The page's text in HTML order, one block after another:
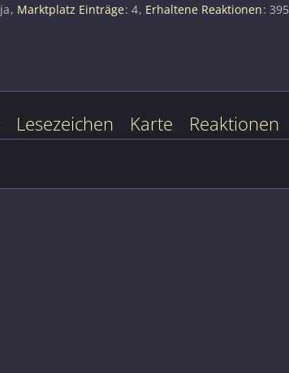
ja Marktplatz Einträge 4 Erhaltene Reaktionen 395
Lesezeichen Karte Reaktionen